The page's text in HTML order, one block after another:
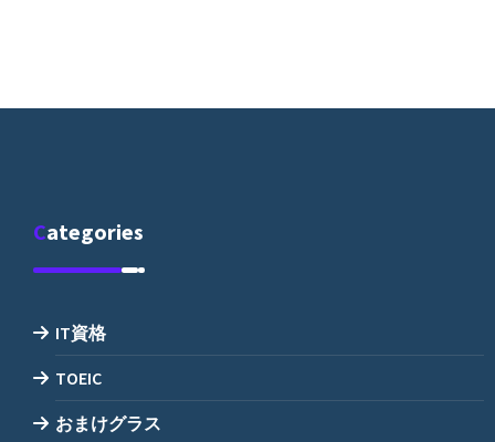
Categories
IT資格
TOEIC
おまけグラス